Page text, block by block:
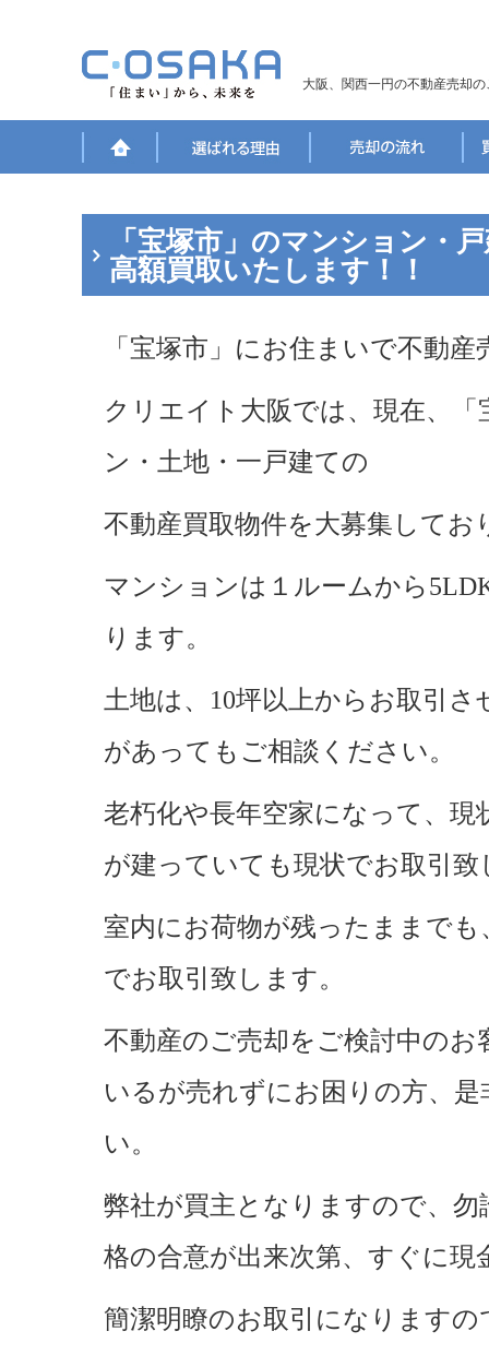
大阪、関西一円の不動産売却
「宝塚市」のマンション・
高額買取いたします！！
「宝塚市」にお住まいで不動
クリエイト大阪では、現在、
ン・土地・一戸建ての
不動産買取物件を大募集してお
マンションは１ルームから
ります。
土地は、10坪以上からお取引
があってもご相談ください。
老朽化や長年空家になって、
が建っていても現状でお取引
室内にお荷物が残ったままで
でお取引致します。
不動産のご売却をご検討中の
いるが売れずにお困りの方、
い。
弊社が買主となりますので、
格の合意が出来次第、すぐに現
簡潔明瞭のお取引になります